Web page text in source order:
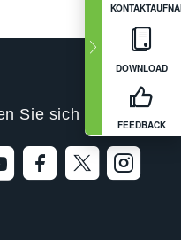
DOWNLOAD
FEEDBACK
Sie sich mit uns